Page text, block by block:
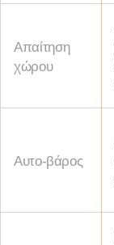
Απαίτηση
χώρου
Αυτο-βάρος